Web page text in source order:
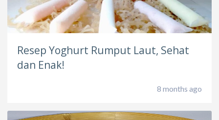
Resep Yoghurt Rumput Laut, Sehat
dan Enak!
8 months ago